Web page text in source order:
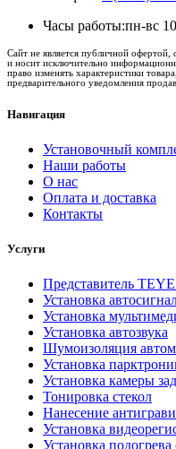
Часы работы:пн-вс
Сайт не является публичной
и носит исключительно
право изменять характеристики
предварительного уведомления
Навигация
Установочный
Наши работы
О нас
Оплата и доставка
Контакты
Услуги
Представитель
Установка
Установка
Установка автозвука
Шумоизоляция
Установка
Установка камеры
Тонировка стекол
Нанесение
Установка
Установка